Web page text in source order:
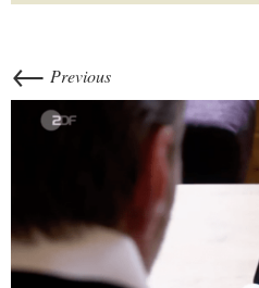
← Previous